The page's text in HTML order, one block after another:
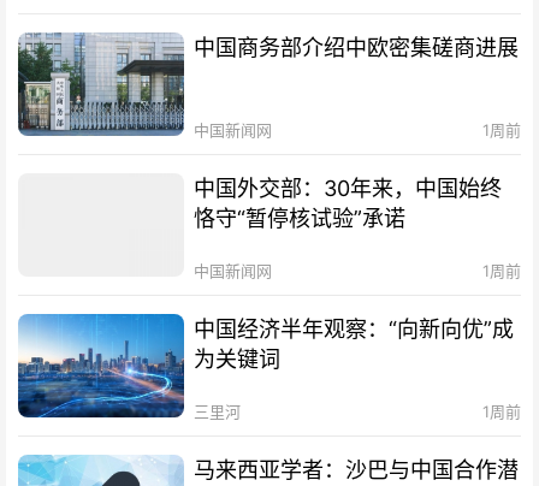
中国商务部介绍中欧密集磋商进展
中国新闻网 1周前
中国外交部：30年来，中国始终
恪守“暂停核试验”承诺
中国新闻网 1周前
中国经济半年观察：“向新向优”成
为关键词
三里河 1周前
马来西亚学者：沙巴与中国合作潜